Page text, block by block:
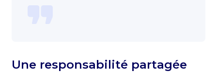
Une responsabilité partagée